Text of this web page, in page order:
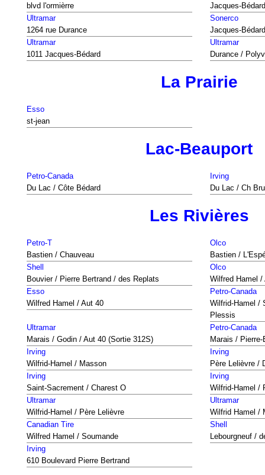
blvd l'ormièrre
Jacques-
Ultramar
1264 rue Durance
Sonerco
Jacques-
Ultramar
1011 Jacques-Bédard
Ultramar
Durance /
La Prairie
Esso
st-jean
Lac-Beauport
Petro-Canada
Du Lac / Côte Bédard
Irving
Du Lac / Ch
Les Rivières
Petro-T
Bastien / Chauveau
Olco
Bastien /
Shell
Bouvier / Pierre Bertrand / des Replats
Olco
Wilfred Hamel /
Esso
Wilfred Hamel / Aut 40
Petro-Canada
Wilfrid-Hamel /
Plessis
Ultramar
Marais / Godin / Aut 40 (Sortie 312S)
Petro-Canada
Marais /
Irving
Wilfrid-Hamel / Masson
Irving
Père Lelièvre /
Irving
Saint-Sacrement / Charest O
Irving
Wilfrid-Hamel /
Ultramar
Wilfrid-Hamel / Père Lelièvre
Ultramar
Wilfrid Hamel /
Canadian Tire
Wilfred Hamel / Soumande
Shell
Lebourgneuf /
Irving
610 Boulevard Pierre Bertrand